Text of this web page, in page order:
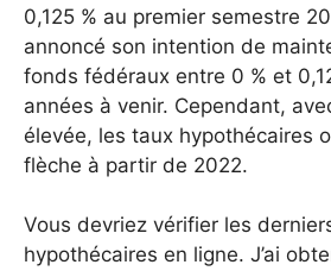
0,125 % au premier semestre
annoncé son intention de
fonds fédéraux entre 0 % et
années à venir. Cependant,
élevée, les taux hypothécaires
flèche à partir de 2022.
Vous devriez vérifier les
hypothécaires en ligne. J’ai